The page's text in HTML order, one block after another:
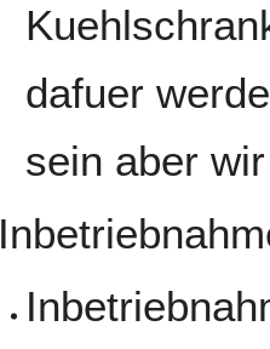
dafuer
sein aber